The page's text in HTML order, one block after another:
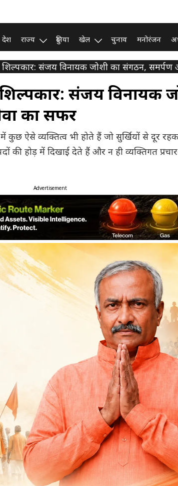
देश राज्य दुनिया खेल चुनाव मनोरंजन
शिल्पकार: संजय विनायक जोशी का संगठन, समर्पण
संजय विनायक
का सफर
कुछ ऐसे व्यक्तित्व भी होते हैं जो सुर्खियों से दूर
की होड़ में दिखाई देते हैं और न ही व्यक्तिगत
Advertisement